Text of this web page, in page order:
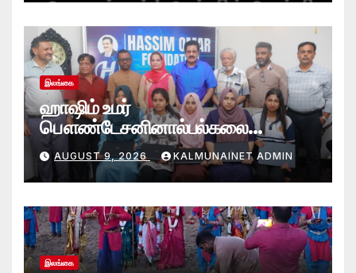
இலங்கை
ஹாஷிம் உமர்
பௌண்டேசனினால்பல்கலை
மாணவர்களுக்குமடி கணனி
அன்பளிப்பு.!
AUGUST 9, 2026 KALMUNAINET ADMIN
இலங்கை